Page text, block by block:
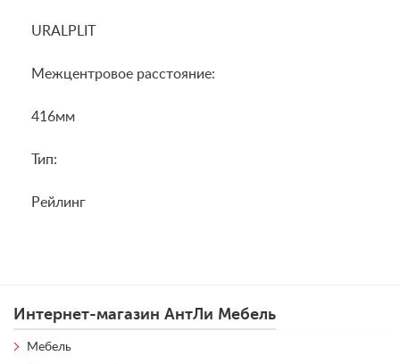
URALPLIT
Межцентровое расстояние:
416мм
Тип:
Рейлинг
Интернет-магазин АнтЛи Мебель
Мебель